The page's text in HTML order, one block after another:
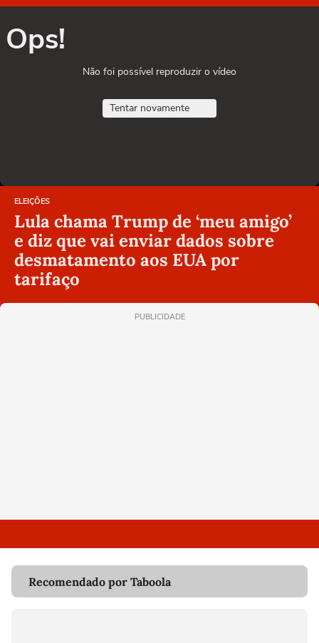
Ops!
Não foi possível reproduzir o vídeo
Tentar novamente
ELEIÇÕES
Lula chama Trump de ‘meu amigo’
e diz que vai enviar dados sobre
desmatamento aos EUA por
tarifaço
PUBLICIDADE
Recomendado por Taboola